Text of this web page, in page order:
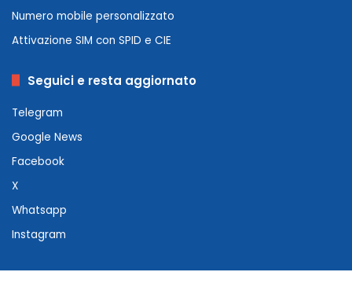
Numero mobile personalizzato
Attivazione SIM con SPID e CIE
Seguici e resta aggiornato
Telegram
Google News
Facebook
X
Whatsapp
Instagram